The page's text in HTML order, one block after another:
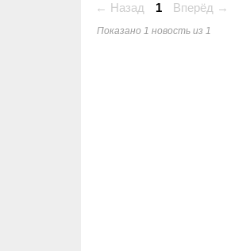
← Назад 1 Вперёд →
Показано 1 новость из 1